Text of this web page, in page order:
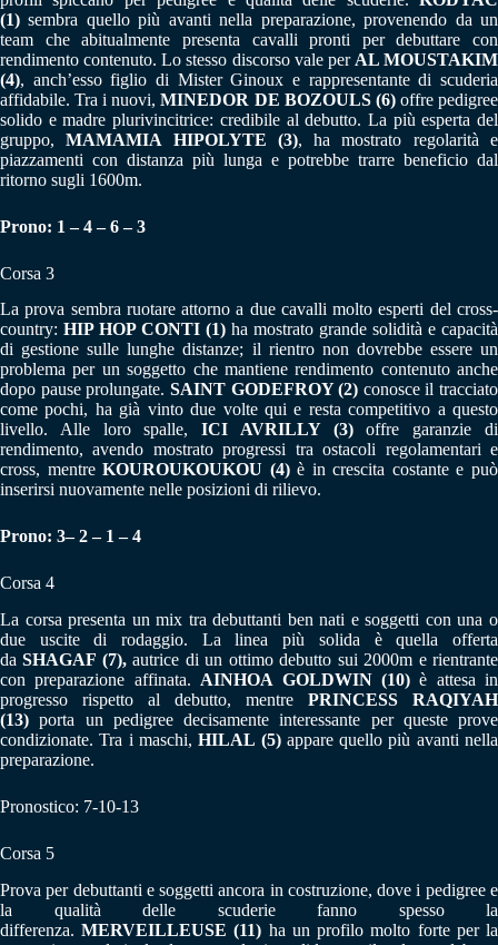
(1) sembra quello più avanti nella preparazione, provenendo da un
team che abitualmente presenta cavalli pronti per debuttare con
rendimento contenuto. Lo stesso discorso vale per AL MOUSTAKIM
(4), anch’esso figlio di Mister Ginoux e rappresentante di scuderia
affidabile. Tra i nuovi,MINEDOR DE BOZOULS (6)offre pedigree
solido e madre plurivincitrice: credibile al debutto. La più esperta del
gruppo,MAMAMIA HIPOLYTE (3), ha mostrato regolarità e
piazzamenti con distanza più lunga e potrebbe trarre beneficio dal
ritorno sugli 1600m.
Prono: 1 – 4 – 6 – 3
Corsa 3
La prova sembra ruotare attorno a due cavalli molto esperti del cross-
country: HIP HOP CONTI (1) ha mostrato grande solidità e capacità
di gestione sulle lunghe distanze; il rientro non dovrebbe essere un
problema per un soggetto che mantiene rendimento contenuto anche
dopo pause prolungate. SAINT GODEFROY (2) conosce il tracciato
come pochi, ha già vinto due volte qui e resta competitivo a questo
livello. Alle loro spalle,ICI AVRILLY (3)offre garanzie di
rendimento, avendo mostrato progressi tra ostacoli regolamentari e
cross, mentreKOUROUKOUKOU (4)è in crescita costante e può
inserirsi nuovamente nelle posizioni di rilievo.
Prono: 3– 2 – 1 – 4
Corsa 4
La corsa presenta un mix tra debuttanti ben nati e soggetti con una o
due uscite di rodaggio. La linea più solida è quella offerta
daSHAGAF (7),autrice di un ottimo debutto sui 2000m e rientrante
con preparazione affinata. AINHOA GOLDWIN (10)è attesa in
progresso rispetto al debutto, mentre PRINCESS RAQIYAH
(13) porta un pedigree decisamente interessante per queste prove
condizionate. Tra i maschi,HILAL (5)appare quello più avanti nella
preparazione.
Pronostico: 7-10-13
Corsa 5
Prova per debuttanti e soggetti ancora in costruzione, dove i pedigree e
la qualità delle scuderie fanno spesso la
differenza.MERVEILLEUSE (11) ha un profilo molto forte per la